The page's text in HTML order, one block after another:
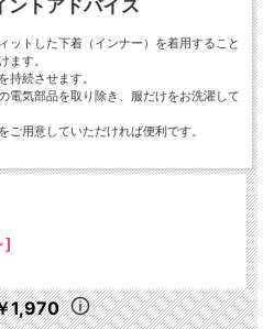
ントアドバイス
ットした下着（インナー）を着用すること
ます。
持続させます。
電気部品を取り除き、服だけをお洗濯して
ご用意していただければ便利です。
]
1,970